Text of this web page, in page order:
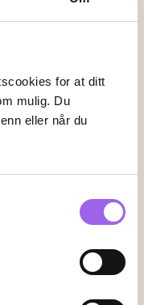
for at ditt
mulig. Du
eller når du